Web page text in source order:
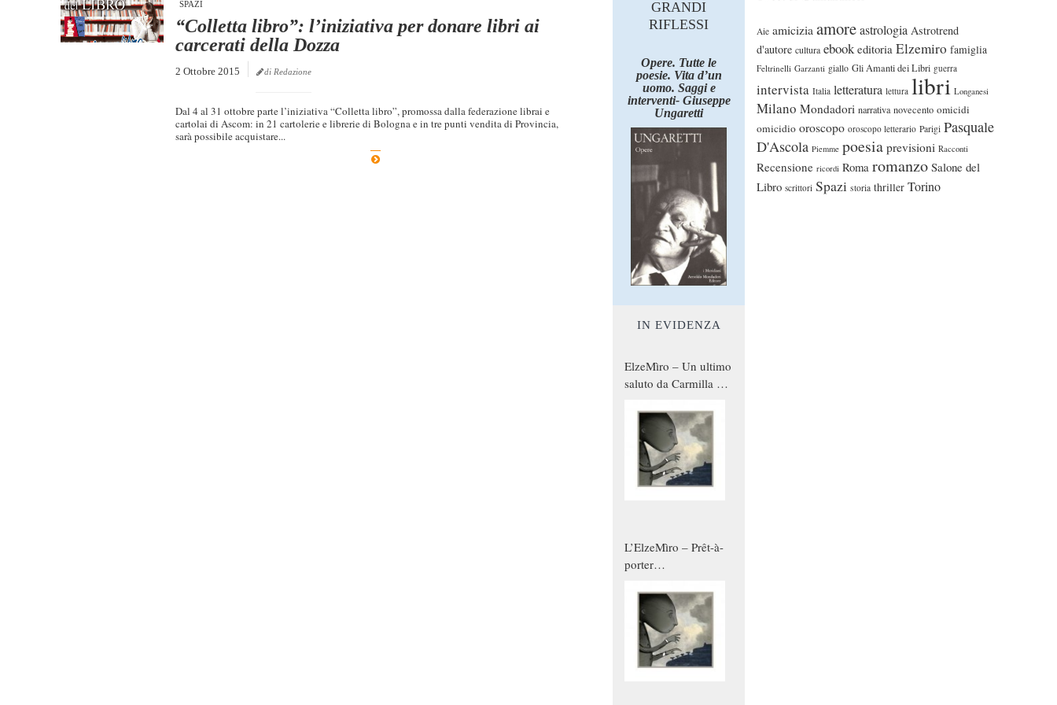
SPAZI
“Colletta libro”: l’iniziativa per donare libri ai
carcerati della Dozza
2 Ottobre 2015 di Redazione
Dal 4 al 31 ottobre parte l’iniziativa “Colletta libro”, promossa dalla federazione librai e
cartolai di Ascom: in 21 cartolerie e librerie di Bologna e in tre punti vendita di Provincia,
sarà possibile acquistare...
Aie amicizia amoreastrologia Astrotrend
d'autore cultura ebook editoria Elzemiro famiglia
Feltrinelli Garzanti giallo Gli Amanti dei Libri guerra
intervista Italia letteratura lettura libri Longanesi
Milano Mondadori narrativa novecento omicidi
omicidio oroscopo oroscopo letterario Parigi Pasquale
D'Ascola Piemme poesia previsioni Racconti
Recensione ricordi Roma romanzo Salone del
Libro scrittori Spazi storia thriller Torino
GRANDI
RIFLESSI
Opere. Tutte le
poesie. Vita d’un
uomo. Saggi e
interventi- Giuseppe
Ungaretti
IN EVIDENZA
ElzeMìro – Un ultimo
saluto da Carmilla a
qualche modo sono
donne
L’ElzeMìro – Prêt-à-
porter